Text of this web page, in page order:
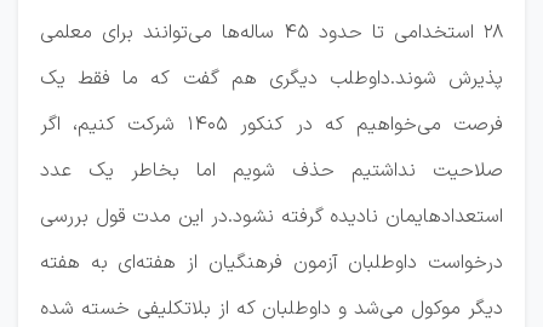
۲۸ استخدامی تا حدود 45 ساله‌ها می‌توانند برای معلمی
پذیرش شوند.داوطلب دیگری هم گفت که ما فقط یک
فرصت می‌خواهیم که در کنکور ۱۴۰۵ شرکت کنیم، اگر
صلاحیت نداشتیم حذف شویم اما بخاطر یک عدد
استعدادهایمان نادیده گرفته نشود.در این مدت قول بررسی
درخواست داوطلبان آزمون فرهنگیان از هفته‌ای به هفته
دیگر موکول می‌شد و داوطلبان که از بلاتکلیفی خسته شده